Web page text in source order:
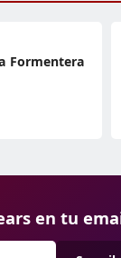
Formentera
en tu